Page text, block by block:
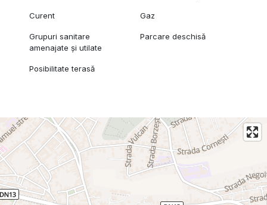
Curent Gaz
Grupuri sanitare
amenajate și utilate
Parcare deschisă
Posibilitate terasă